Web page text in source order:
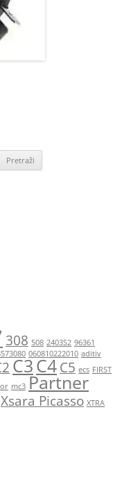
308 508 2403S2 96361
060810222010 aditiv
C3C4C5 ecs FIRST
mc3 Partner
Xsara Picasso XTRA